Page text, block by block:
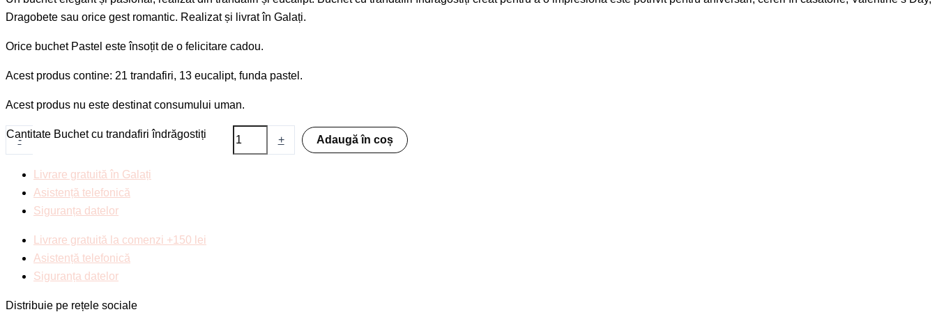
Dragobete sau orice gest romantic. Realizat și livrat în Galați.
Orice buchet Pastel este însoțit de o felicitare cadou.
Acest produs contine: 21 trandafiri, 13 eucalipt, funda pastel.
Acest produs nu este destinat consumului uman.
-
Cantitate Buchet cu trandafiri îndrăgostiți + Adaugă în coș
Livrare gratuită în Galați
Asistență telefonică
Siguranța datelor
Livrare gratuită la comenzi +150 lei
Asistență telefonică
Siguranța datelor
Distribuie pe rețele sociale